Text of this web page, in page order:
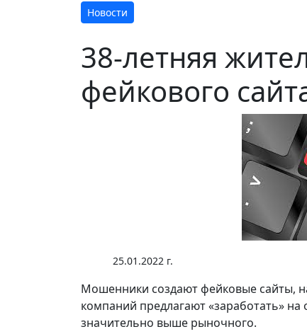
Новости
38-летняя
фейкового
25.01.2022 г.
Мошенники создают фейковые сайты,
компаний предлагают «заработать»
значительно выше рыночного.